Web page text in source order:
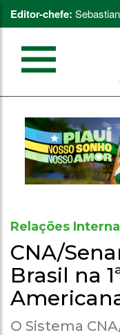
Editor-chefe:
Relações
CNA/
Brasil na
O Sistema